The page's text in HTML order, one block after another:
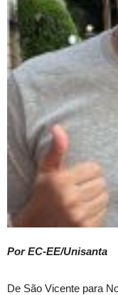
Por EC-EE/Unisanta
De São Vicente para